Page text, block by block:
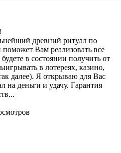
древний ритуал по
Вам реализовать все
в состоянии получить от
в лотереях, казино,
далее). Я открываю для Вас
на деньги и удачу. Гарантия